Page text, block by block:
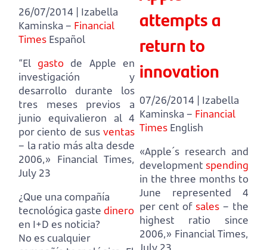
26/07/2014 | Izabella
Kaminska – Financial
Times Español
“El gastode Apple en
investigación y
desarrollo durante los
tres meses previos a
junio equivalieron al 4
por ciento de sus ventas
– la ratio más alta desde
2006,» Financial Times,
July 23
¿Que una compañía
tecnológica gaste dinero
en I+D es noticia?
No es cualquier
attempts a
return to
innovation
07/26/2014 | Izabella
Kaminska – Financial
Times English
«Apple´s research and
development spending
in the three months to
June represented 4
per cent of sales – the
highest ratio since
2006,» Financial Times,
July 23